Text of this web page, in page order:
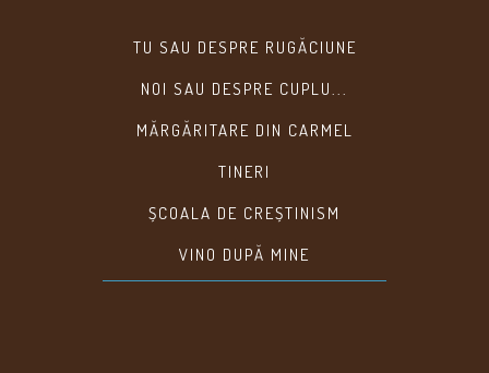
TU SAU DESPRE RUGĂCIUNE
NOI SAU DESPRE CUPLU...
MĂRGĂRITARE DIN CARMEL
TINERI
ȘCOALA DE CREȘTINISM
VINO DUPĂ MINE